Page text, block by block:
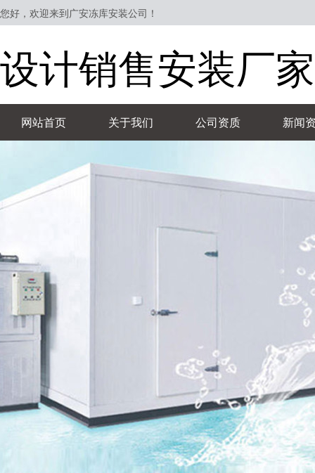
您好，欢迎来到广安冻库安装公司！
设计销售安装厂家
网站首页 关于我们 公司资质 新闻